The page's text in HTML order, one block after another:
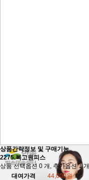
상품간략정보 및 구매기능
2275.복고원피스
상품 선택옵션 0 개, 추가옵션 1 개
대여가격
44,000원